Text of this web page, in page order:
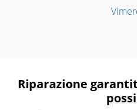
Riparazione